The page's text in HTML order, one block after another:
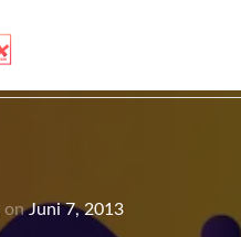
onJuni 7, 2013